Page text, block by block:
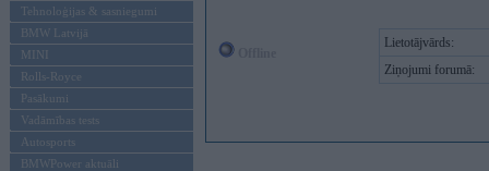
Tehnoloģijas & sasniegumi
BMW Latvijā
MINI
Rolls-Royce
Pasākumi
Vadāmības tests
Autosports
BMWPower aktuāli
Lietotājvārds:
Ziņojumi forumā: